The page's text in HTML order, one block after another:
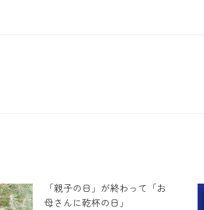
「親子の日」が終わって「お
母さんに乾杯の日」